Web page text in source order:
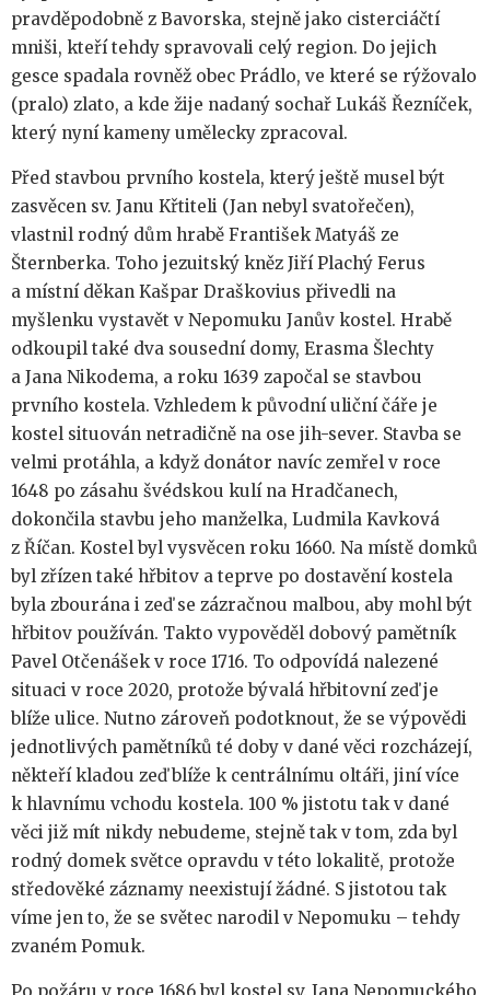
pravděpodobně z Bavorska, stejně jako cisterciáčtí
mniši, kteří tehdy spravovali celý region. Do jejich
gesce spadala rovněž obec Prádlo, ve které se rýžovalo
(pralo) zlato, a kde žije nadaný sochař Lukáš Řezníček,
který nyní kameny umělecky zpracoval.
Před stavbou prvního kostela, který ještě musel být
zasvěcen sv. Janu Křtiteli (Jan nebyl svatořečen),
vlastnil rodný dům hrabě František Matyáš ze
Šternberka. Toho jezuitský kněz Jiří Plachý Ferus
a místní děkan Kašpar Draškovius přivedli na
myšlenku vystavět v Nepomuku Janův kostel. Hrabě
odkoupil také dva sousední domy, Erasma Šlechty
a Jana Nikodema, a roku 1639 započal se stavbou
prvního kostela. Vzhledem k původní uliční čáře je
kostel situován netradičně na ose jih-sever. Stavba se
velmi protáhla, a když donátor navíc zemřel v roce
1648 po zásahu švédskou kulí na Hradčanech,
dokončila stavbu jeho manželka, Ludmila Kavková
z Říčan. Kostel byl vysvěcen roku 1660. Na místě domků
byl zřízen také hřbitov a teprve po dostavění kostela
byla zbourána i zeď se zázračnou malbou, aby mohl být
hřbitov používán. Takto vypověděl dobový pamětník
Pavel Otčenášek v roce 1716. To odpovídá nalezené
situaci v roce 2020, protože bývalá hřbitovní zeď je
blíže ulice. Nutno zároveň podotknout, že se výpovědi
jednotlivých pamětníků té doby v dané věci rozcházejí,
někteří kladou zeď blíže k centrálnímu oltáři, jiní více
k hlavnímu vchodu kostela. 100 % jistotu tak v dané
věci již mít nikdy nebudeme, stejně tak v tom, zda byl
rodný domek světce opravdu v této lokalitě, protože
středověké záznamy neexistují žádné. S jistotou tak
víme jen to, že se světec narodil v Nepomuku – tehdy
zvaném Pomuk.